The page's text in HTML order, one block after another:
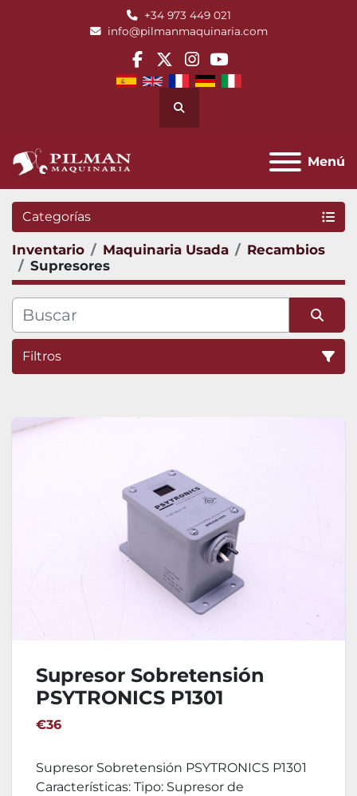
+34 973 449 021
info@pilmanmaquinaria.com
facebook
twitterinstagram
youtube
Buscar
Menú
Categorías
Inventario Maquinaria Usada
Recambios
Supresores
Filtros
Supresor Sobretensión
PSYTRONICS P1301
€36
Supresor Sobretensión PSYTRONICS P1301
Características: Tipo: Supresor de